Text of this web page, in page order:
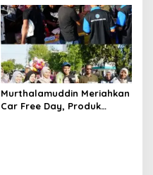
Banda Aceh
Murthalamuddin Meriahkan
Car Free Day, Produk